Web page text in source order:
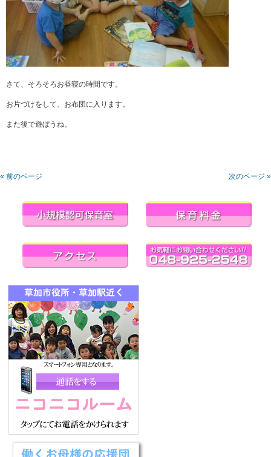
さて、そろそろお昼寝の時間です。
お片づけをして、お布団に入ります。
また後で遊ぼうね。
« 前のページ 次のページ »